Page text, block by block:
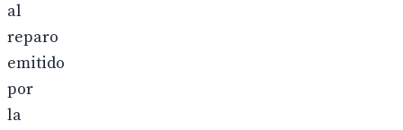
al
reparo
emitido
por
la